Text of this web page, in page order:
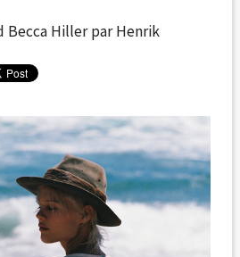
Becca Hiller par Henrik